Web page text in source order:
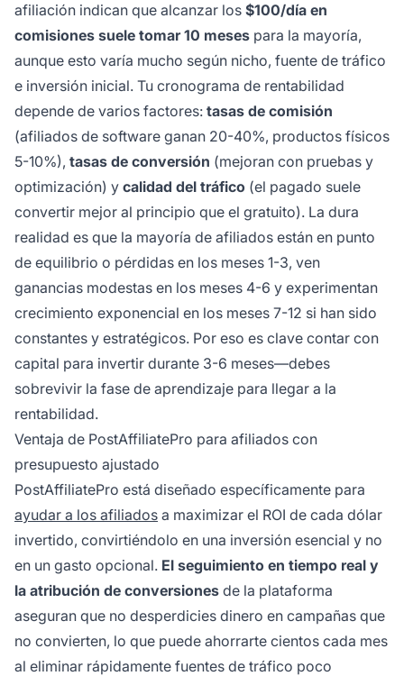
afiliación indican que alcanzar los $100/día en
comisiones suele tomar 10 meses para la mayoría,
aunque esto varía mucho según nicho, fuente de tráfico
e inversión inicial. Tu cronograma de rentabilidad
depende de varios factores: tasas de comisión
(afiliados de software ganan 20-40%, productos físicos
5-10%), tasas de conversión (mejoran con pruebas y
optimización) y calidad del tráfico (el pagado suele
convertir mejor al principio que el gratuito). La dura
realidad es que la mayoría de afiliados están en punto
de equilibrio o pérdidas en los meses 1-3, ven
ganancias modestas en los meses 4-6 y experimentan
crecimiento exponencial en los meses 7-12 si han sido
constantes y estratégicos. Por eso es clave contar con
capital para invertir durante 3-6 meses—debes
sobrevivir la fase de aprendizaje para llegar a la
rentabilidad.
Ventaja de PostAffiliatePro para afiliados con
presupuesto ajustado
PostAffiliatePro está diseñado específicamente para
ayudar a los afiliados a maximizar el ROI de cada dólar
invertido, convirtiéndolo en una inversión esencial y no
en un gasto opcional. El seguimiento en tiempo real y
la atribución de conversiones de la plataforma
aseguran que no desperdicies dinero en campañas que
no convierten, lo que puede ahorrarte cientos cada mes
al eliminar rápidamente fuentes de tráfico poco